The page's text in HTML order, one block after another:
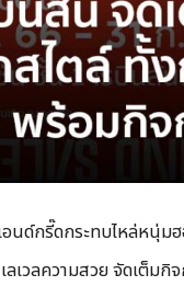
ด์กรี๊ดกระทบไหล่หนุ่ม
ลเวลความสวย จัดเต็ม